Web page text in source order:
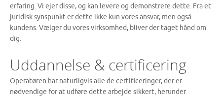
erfaring. Vi ejer disse, og kan levere og demonstrere dette. Fra et
juridisk synspunkt er dette ikke kun vores ansvar, men også
kundens. Vælger du vores virksomhed, bliver der taget hånd om
dig.
Uddannelse & certificering
Operatøren har naturligvis alle de certificeringer, der er
nødvendige for at udføre dette arbejde sikkert, herunder